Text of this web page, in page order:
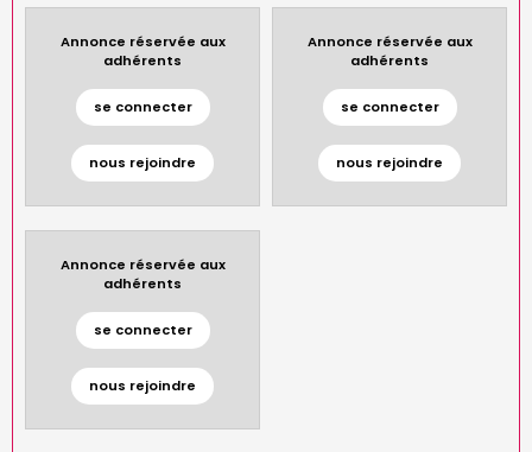
Annonce réservée aux
adhérents
se connecter
nous rejoindre
Annonce réservée aux
adhérents
se connecter
nous rejoindre
Annonce réservée aux
adhérents
se connecter
nous rejoindre